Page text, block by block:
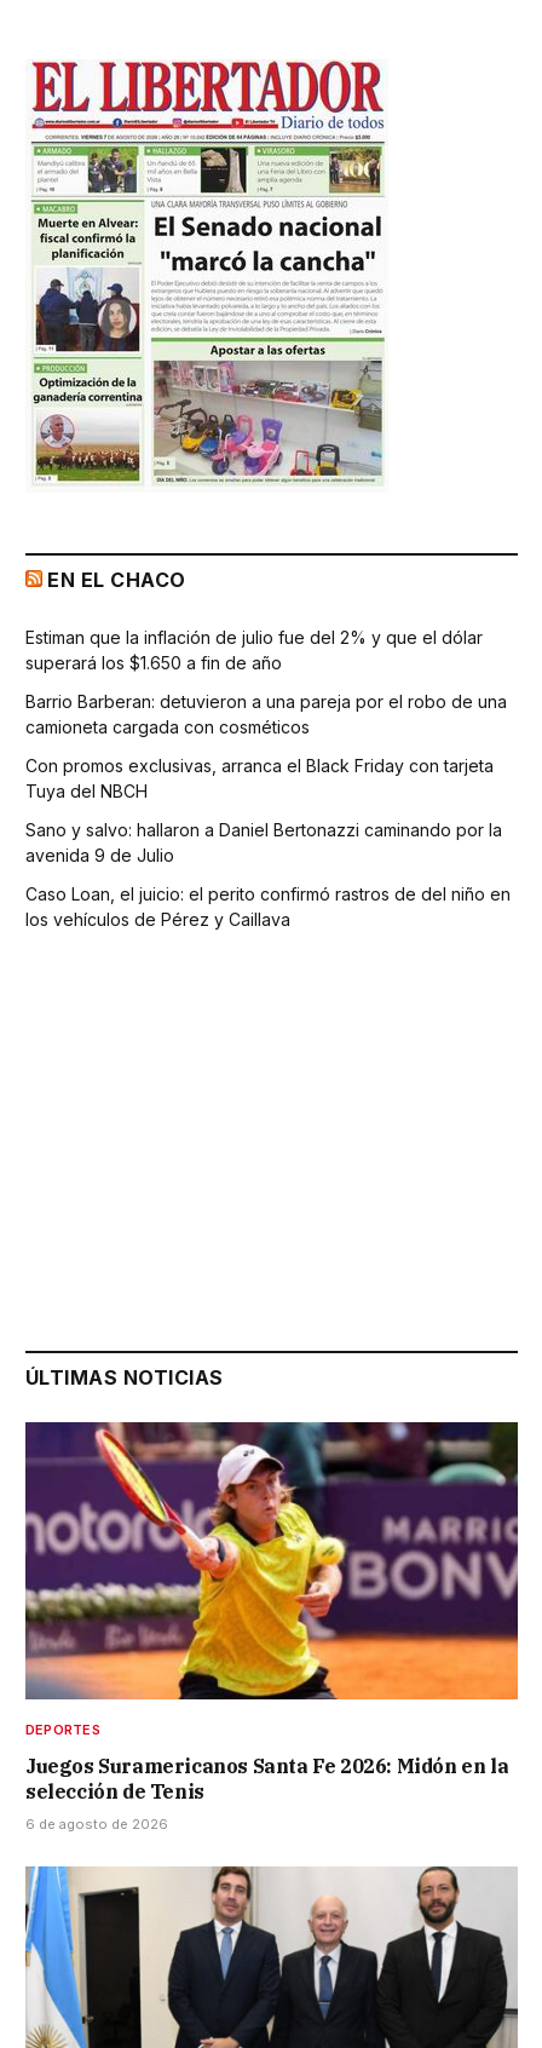
EN EL CHACO
Estiman que la inflación de julio fue del 2% y que el dólar
superará los $1.650 a fin de año
Barrio Barberan: detuvieron a una pareja por el robo de una
camioneta cargada con cosméticos
Con promos exclusivas, arranca el Black Friday con tarjeta
Tuya del NBCH
Sano y salvo: hallaron a Daniel Bertonazzi caminando por la
avenida 9 de Julio
Caso Loan, el juicio: el perito confirmó rastros de del niño en
los vehículos de Pérez y Caillava
ÚLTIMAS NOTICIAS
DEPORTES
Juegos Suramericanos Santa Fe 2026: Midón en la
selección de Tenis
6 de agosto de 2026